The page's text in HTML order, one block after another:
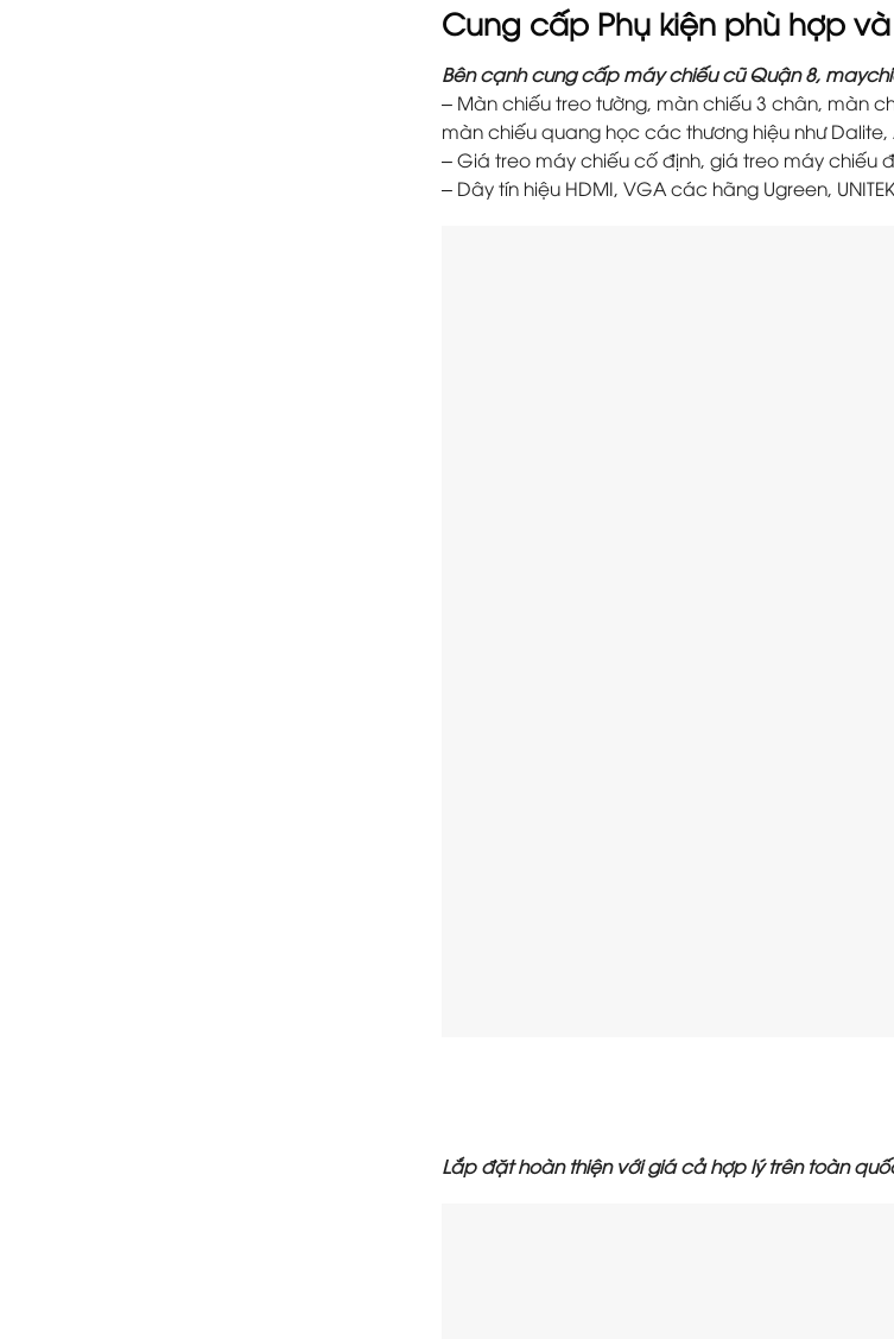
Cung cấp Phụ kiện phù hợp
Bên cạnh cung cấp máy chiếu cũ Quận 8,
– Màn chiếu treo tường, màn chiếu 3 chân, màn
màn chiếu quang học các thương hiệu như Dalite,
– Giá treo máy chiếu cố định, giá treo máy chiếu
– Dây tín hiệu HDMI, VGA các hãng Ugreen,
Lắp đặt hoàn thiện với giá cả hợp lý trên toàn